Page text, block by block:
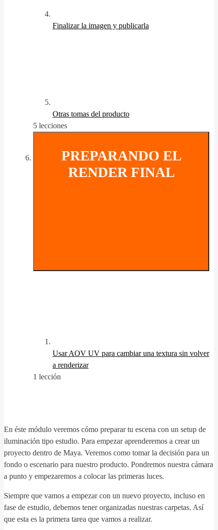
Finalizar la imagen y publicarla
Otras tomas del producto
5 lecciones
PREPARANDO EL
RENDER FINAL
Usar AOV UV para cambiar una textura sin volver
a renderizar
1 lección
En éste módulo veremos cómo preparar tu escena con un setup de
iluminación tipo estudio. Para empezar aprenderemos a crear un
proyecto dentro de Maya. Veremos como tomar la decisión para un
fondo o escenario para nuestro producto. Pondremos nuestra cámara
a punto y empezaremos a colocar las primeras luces.
Siempre que vamos a empezar con un nuevo proyecto, incluso en
fase de estudio, debemos tener organizadas nuestras carpetas. Así
que esta es la primera tarea que vamos a realizar.